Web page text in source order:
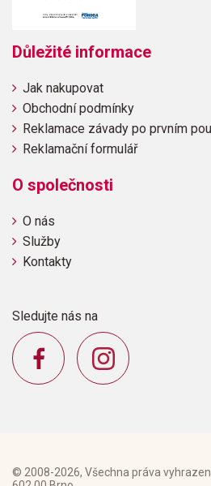
Důležité informace
Jak nakupovat
Obchodní podmínky
Reklamace závady po prvním
Reklamační formulář
O společnosti
O nás
Služby
Kontakty
Sledujte nás na
© 2008-2026, Všechna práva